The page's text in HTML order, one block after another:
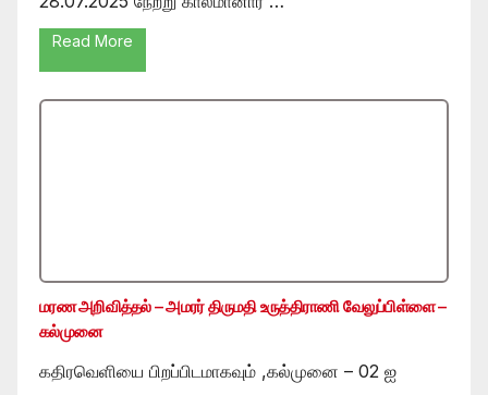
Read More
மரண அறிவித்தல் – அமரர் திருமதி உருத்திராணி வேலுப்பிள்ளை –
கல்முனை
கதிரவெளியை பிறப்பிடமாகவும் ,கல்முனை – 02 ஐ